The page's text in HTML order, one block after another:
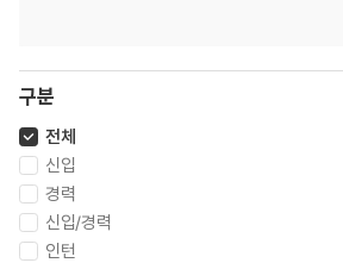
구분
전체
신입
경력
신입/경력
인턴